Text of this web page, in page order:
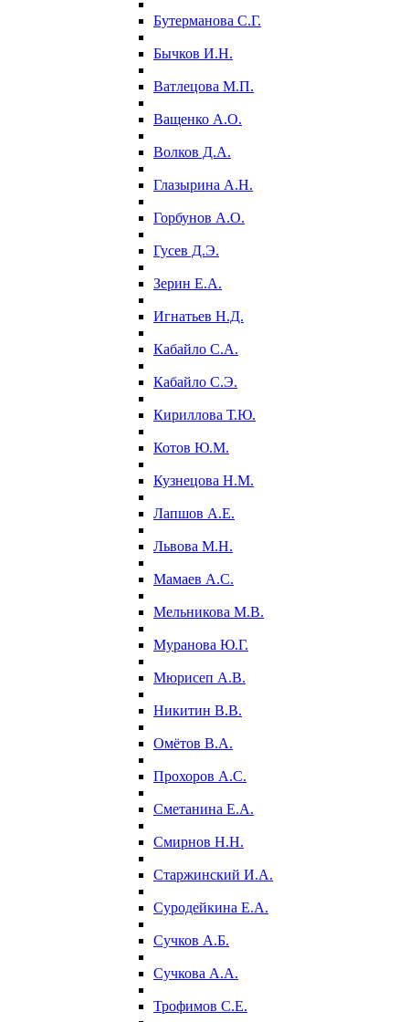
Бутерманова С.Г.
Бычков И.Н.
Ватлецова М.П.
Ващенко А.О.
Волков Д.А.
Глазырина А.Н.
Горбунов А.О.
Гусев Д.Э.
Зерин Е.А.
Игнатьев Н.Д.
Кабайло С.А.
Кабайло С.Э.
Кириллова Т.Ю.
Котов Ю.М.
Кузнецова Н.М.
Лапшов А.Е.
Львова М.Н.
Мамаев А.С.
Мельникова М.В.
Муранова Ю.Г.
Мюрисеп А.В.
Никитин В.В.
Омётов В.А.
Прохоров А.С.
Сметанина Е.А.
Смирнов Н.Н.
Старжинский И.А.
Суродейкина Е.А.
Сучков А.Б.
Сучкова А.А.
Трофимов С.Е.